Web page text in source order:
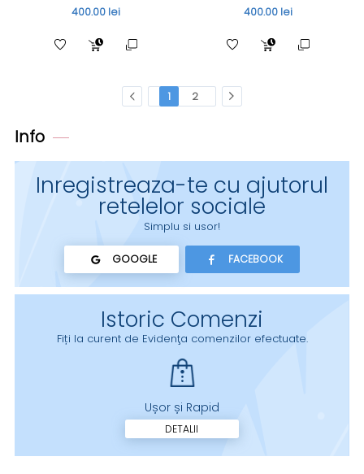
400.00 lei 400.00 lei
1 2
Info
Inregistreaza-te cu ajutorul
retelelor sociale
Simplu si usor!
GOOGLE FACEBOOK
Istoric Comenzi
Fiți la curent de Evidenţa comenzilor efectuate.
Ușor și Rapid
DETALII